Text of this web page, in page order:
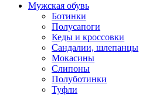
Мужская обувь
Ботинки
Полусапоги
Кеды и кроссовки
Сандалии, шлепанцы
Мокасины
Слипоны
Полуботинки
Туфли